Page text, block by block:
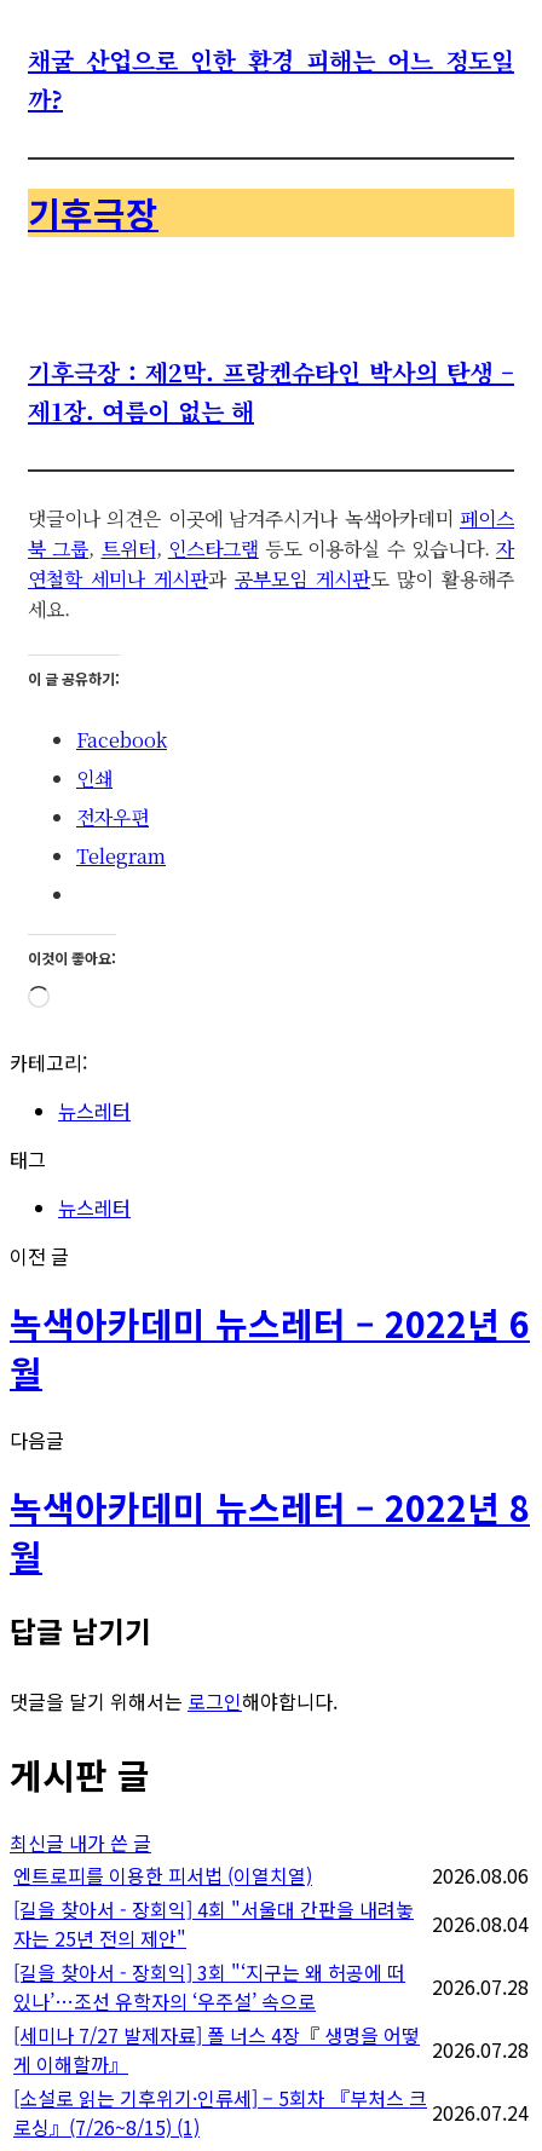
채굴 산업으로 인한 환경 피해는 어느 정도일
까?
기후극장
기후극장 : 제2막. 프랑켄슈타인 박사의 탄생 –
제1장. 여름이 없는 해
댓글이나 의견은 이곳에 남겨주시거나 녹색아카데미 페이스
북 그룹, 트위터, 인스타그램 등도 이용하실 수 있습니다. 자
연철학 세미나 게시판과 공부모임 게시판도 많이 활용해주
세요.
이 글 공유하기:
Facebook
인쇄
전자우편
Telegram
이것이 좋아요:
로
중...
카테고리:
뉴스레터
태그
뉴스레터
이전 글
녹색아카데미 뉴스레터 – 2022년 6
월
다음글
녹색아카데미 뉴스레터 – 2022년 8
월
답글 남기기
댓글을 달기 위해서는 로그인해야합니다.
게시판 글
최신글 내가 쓴 글
엔트로피를 이용한 피서법 (이열치열)
2026.08.06
[길을 찾아서 - 장회익] 4회 "서울대 간판을 내려놓
자는 25년 전의 제안"
2026.08.04
[길을 찾아서 - 장회익] 3회 "‘지구는 왜 허공에 떠
있나’…조선 유학자의 ‘우주설’ 속으로
2026.07.28
[세미나 7/27 발제자료] 폴 너스 4장『 생명을 어떻
게 이해할까』
2026.07.28
[소설로 읽는 기후위기·인류세] – 5회차 『부처스 크
로싱』(7/26~8/15) (1)
2026.07.24